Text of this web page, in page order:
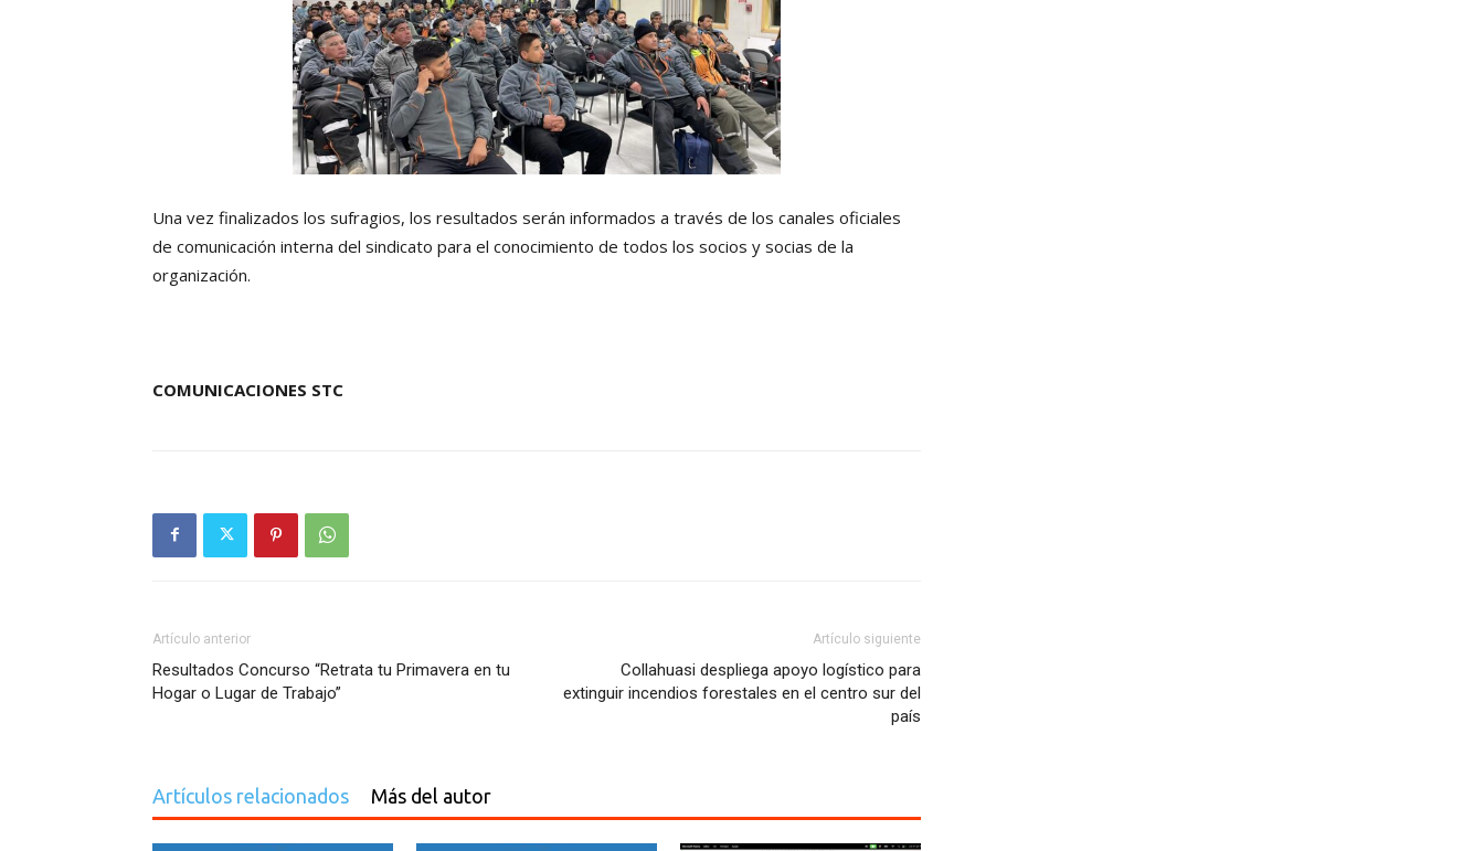
Una vez finalizados los sufragios, los resultados serán informados a través de los canales oficiales
de comunicación interna del sindicato para el conocimiento de todos los socios y socias de la
organización.
COMUNICACIONES STC
Artículo anterior
Resultados Concurso “Retrata tu Primavera en tu
Hogar o Lugar de Trabajo”
Artículo siguiente
Collahuasi despliega apoyo logístico para
extinguir incendios forestales en el centro sur del
país
Artículos relacionados Más del autor